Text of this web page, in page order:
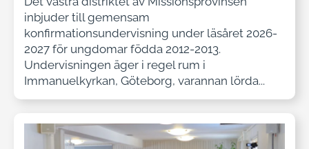
inbjuder till gemensam
konfirmationsundervisning under läsåret 2026-
2027 för ungdomar födda 2012-2013.
Undervisningen äger i regel rum i
Immanuelkyrkan, Göteborg, varannan lörda...